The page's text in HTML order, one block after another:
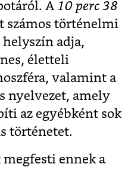
A 10 perc 38
számos történelmi
helyszín adja,
életteli
valamint a
nyelvezet, amely
az egyébként sok
történetet.
ennek a